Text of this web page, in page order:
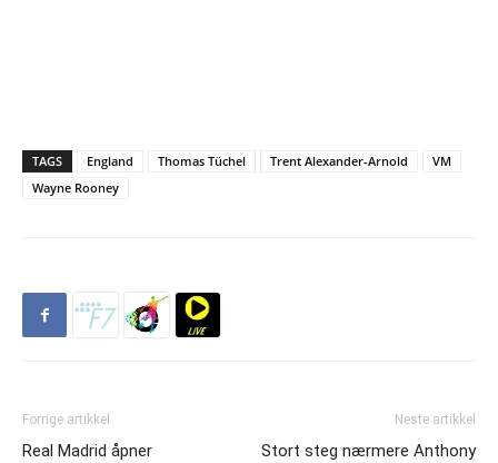
TAGS England Thomas Tüchel Trent Alexander-Arnold
VM
Wayne Rooney
Forrige artikkel
Real Madrid åpner
Neste artikkel
Stort steg nærmere Anthony